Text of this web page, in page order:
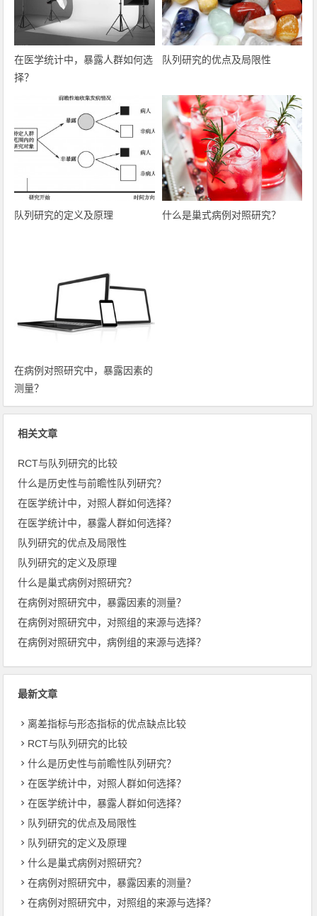
在医学统计中，暴露人群如何选
择？
队列研究的优点及局限性
队列研究的定义及原理 什么是巢式病例对照研究？
在病例对照研究中，暴露因素的
测量？
相关文章
RCT与队列研究的比较
什么是历史性与前瞻性队列研究？
在医学统计中，对照人群如何选择？
在医学统计中，暴露人群如何选择？
队列研究的优点及局限性
队列研究的定义及原理
什么是巢式病例对照研究？
在病例对照研究中，暴露因素的测量？
在病例对照研究中，对照组的来源与选择？
在病例对照研究中，病例组的来源与选择？
最新文章
离差指标与形态指标的优点缺点比较
RCT与队列研究的比较
什么是历史性与前瞻性队列研究？
在医学统计中，对照人群如何选择？
在医学统计中，暴露人群如何选择？
队列研究的优点及局限性
队列研究的定义及原理
什么是巢式病例对照研究？
在病例对照研究中，暴露因素的测量？
在病例对照研究中，对照组的来源与选择？